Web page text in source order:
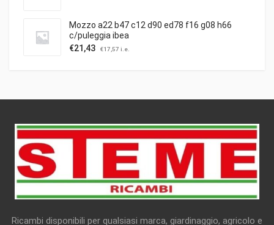
Mozzo a22 b47 c12 d90 ed78 f16 g08 h66
c/puleggia ibea
€21,43 €17,57 i.e.
Ricambi disponibili per qualsiasi marca, giardinaggio, agricolo e